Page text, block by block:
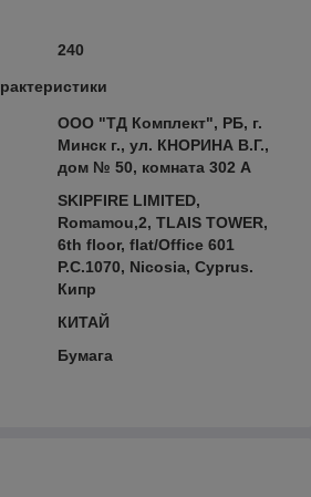
240
ООО "ТД Комплект", РБ, г.
Минск г., ул. КНОРИНА В.Г.,
дом № 50, комната 302 А
SKIPFIRE LIMITED,
Romamou,2, TLAIS TOWER,
6th floor, flat/Office 601
P.C.1070, Nicosia, Cyprus.
Кипр
КИТАЙ
Бумага